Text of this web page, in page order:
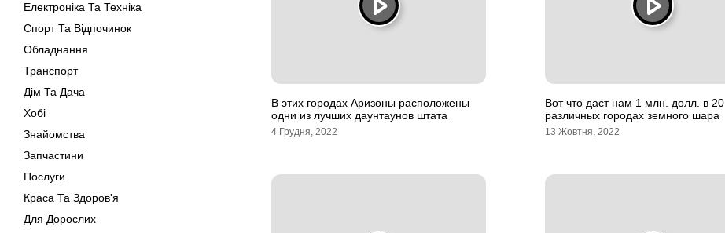
Електроніка Та Техніка
Спорт Та Відпочинок
Обладнання
Транспорт
Дім Та Дача
Хобі
Знайомства
Запчастини
Послуги
Краса Та Здоров'я
Для Дорослих
В этих городах Аризоны расположены
одни из лучших даунтаунов штата
4 Грудня, 2022
Вот что даст нам 1 млн. долл. в 20
различных городах земного шара
13 Жовтня, 2022